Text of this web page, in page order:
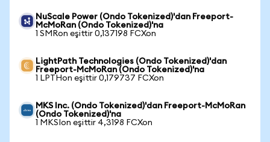
NuScale Power (Ondo Tokenized)'dan Freeport-
McMoRan (Ondo Tokenized)'na
1 SMRon eşittir 0,137198 FCXon
LightPath Technologies (Ondo Tokenized)'dan
Freeport-McMoRan (Ondo Tokenized)'na
1 LPTHon eşittir 0,179737 FCXon
MKS Inc. (Ondo Tokenized)'dan Freeport-McMoRan
(Ondo Tokenized)'na
1 MKSIon eşittir 4,3198 FCXon